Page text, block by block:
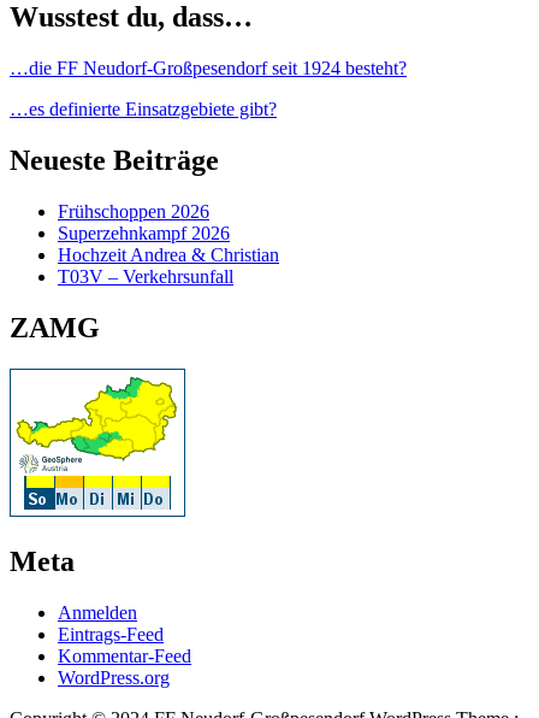
Wusstest du, dass…
…die FF Neudorf-Großpesendorf seit 1924 besteht?
…es definierte Einsatzgebiete gibt?
Neueste Beiträge
Frühschoppen 2026
Superzehnkampf 2026
Hochzeit Andrea & Christian
T03V – Verkehrsunfall
ZAMG
Meta
Anmelden
Eintrags-Feed
Kommentar-Feed
WordPress.org